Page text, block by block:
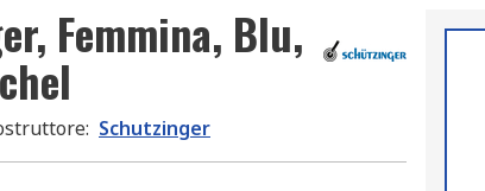
Femmina, Blu,
: Schutzinger